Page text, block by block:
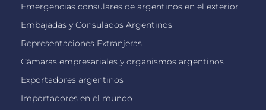
Emergencias consulares de argentinos en el exterior
Embajadas y Consulados Argentinos
Representaciones Extranjeras
Cámaras empresariales y organismos argentinos
Exportadores argentinos
Importadores en el mundo